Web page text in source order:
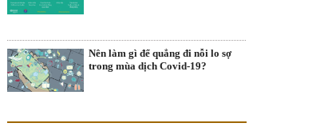
Nên làm gì để quẳng đi nỗi lo sợ
trong mùa dịch Covid-19?